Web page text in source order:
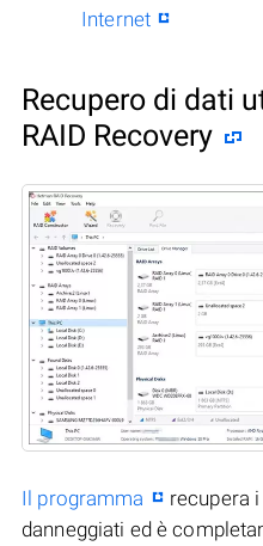
Internet
Recupero di dati
RAID Recovery
Il programma
recupera
danneggiati ed è